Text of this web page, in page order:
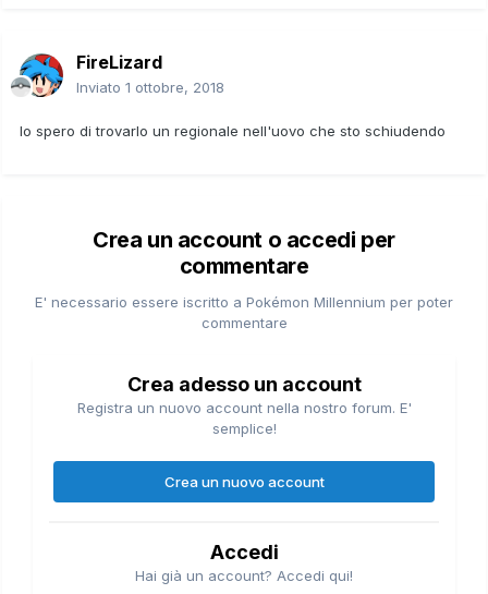
FireLizard
Inviato 1 ottobre, 2018
Io spero di trovarlo un regionale nell'uovo che sto schiudendo
Crea un account o accedi per
commentare
E' necessario essere iscritto a Pokémon Millennium per poter
commentare
Crea adesso un account
Registra un nuovo account nella nostro forum. E'
semplice!
Crea un nuovo account
Accedi
Hai già un account? Accedi qui!